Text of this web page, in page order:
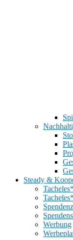
Steady &
Werbung